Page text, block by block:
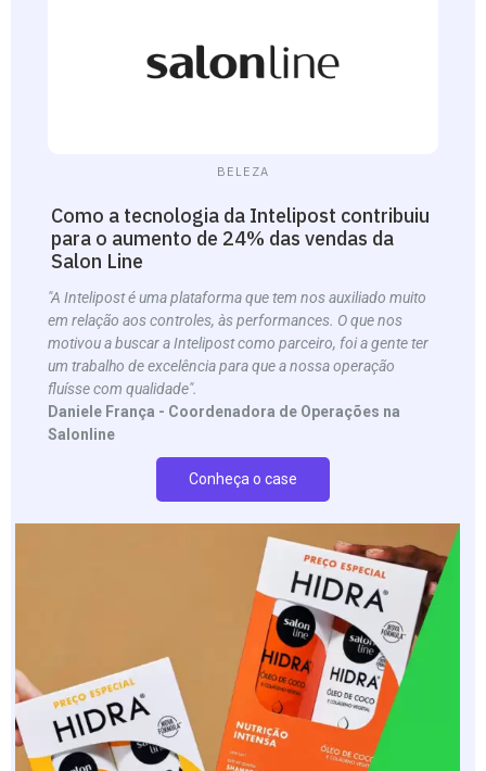
BELEZA
Como a tecnologia da Intelipost contribuiu
para o aumento de 24% das vendas da
Salon Line
"A Intelipost é uma plataforma que tem nos auxiliado muito
em relação aos controles, às performances. O que nos
motivou a buscar a Intelipost como parceiro, foi a gente ter
um trabalho de excelência para que a nossa operação
fluísse com qualidade".
Daniele França - Coordenadora de Operações na
Salonline
Conheça o case